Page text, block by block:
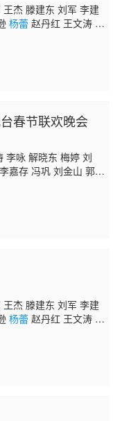
杰 滕建东 刘军 李建
杨蕾赵丹红 王文涛 赵
春节联欢晚会
李咏 解晓东 梅婷 刘
嘉存 冯巩 刘金山 郭冬
开 洪剑涛 叮当 杨
巩汉林 韩再芬 宋祖
高秀敏 蔡明 孟广禄 张
杰 滕建东 刘军 李建
杨蕾赵丹红 王文涛 赵